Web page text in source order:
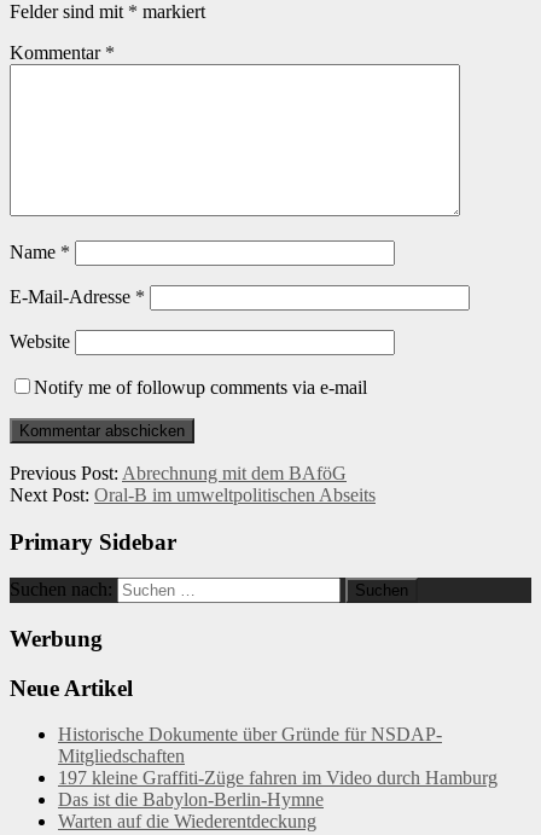
Felder sind mit * markiert
Kommentar *
Name *
E-Mail-Adresse *
Website
Notify me of followup comments via e-mail
Previous Post: Abrechnung mit dem BAföG
Next Post: Oral-B im umweltpolitischen Abseits
Primary Sidebar
Suchen nach:
Werbung
Neue Artikel
Historische Dokumente über Gründe für NSDAP-
Mitgliedschaften
197 kleine Graffiti-Züge fahren im Video durch Hamburg
Das ist die Babylon-Berlin-Hymne
Warten auf die Wiederentdeckung